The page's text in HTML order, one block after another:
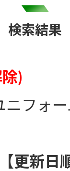
検索結果
)
ニフォ
【更新日